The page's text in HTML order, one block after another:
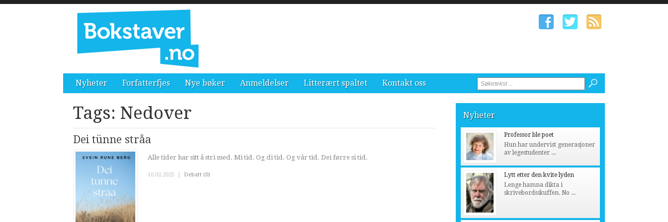
Nyheter Forfatterfjes Nye bøker Anmeldelser Litterært spaltet Kontakt oss
Tags: Nedover
Dei tünne stråa
Alle tider har sitt å stri med. Mi tid. Og di tid. Og vår tid. Dei førre si tid.
10.02.2025 | Debatt (0)
Nyheter
Professor ble poet
Hun har undervist generasjoner
av legestudenter ...
Lytt etter den kvite lyden
Lenge hamna dikta i
skrivebordsskuffen. No ...